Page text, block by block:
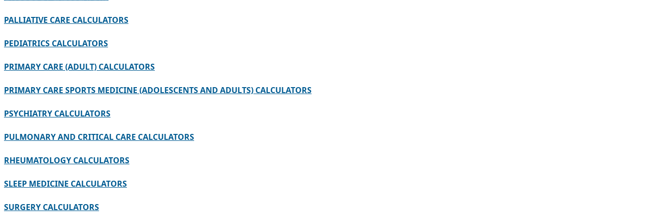
PALLIATIVE CARE CALCULATORS
PEDIATRICS CALCULATORS
PRIMARY CARE (ADULT) CALCULATORS
PRIMARY CARE SPORTS MEDICINE (ADOLESCENTS AND ADULTS) CALCULATORS
PSYCHIATRY CALCULATORS
PULMONARY AND CRITICAL CARE CALCULATORS
RHEUMATOLOGY CALCULATORS
SLEEP MEDICINE CALCULATORS
SURGERY CALCULATORS